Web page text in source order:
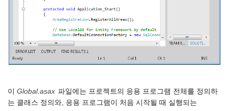
이 Global.asax 파일에는 프로젝트의 응용 프로그램 전체를 정의하
는 클래스 정의와, 응용 프로그램이 처음 시작될 때 실행되는